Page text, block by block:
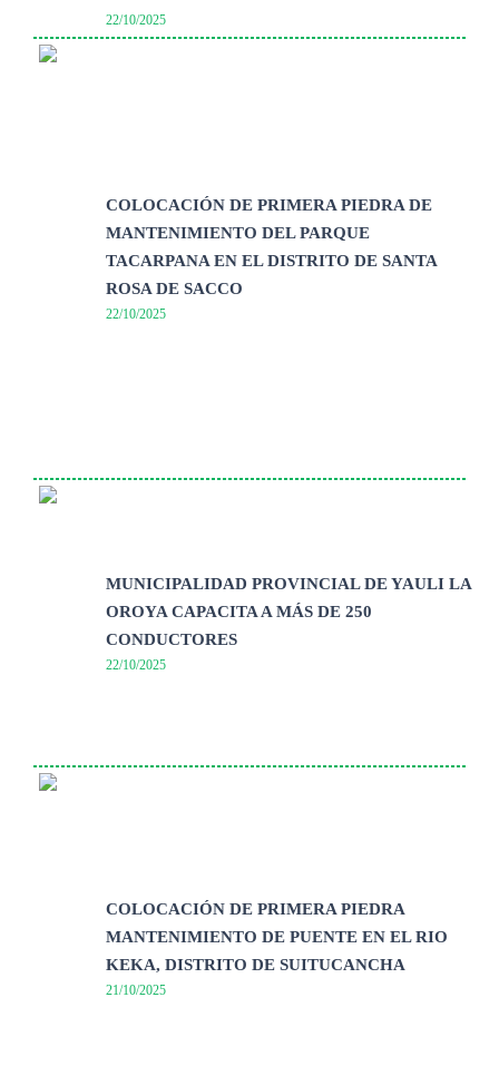
22/10/2025
COLOCACIÓN DE PRIMERA PIEDRA DE
MANTENIMIENTO DEL PARQUE
TACARPANA EN EL DISTRITO DE SANTA
ROSA DE SACCO
22/10/2025
MUNICIPALIDAD PROVINCIAL DE YAULI LA
OROYA CAPACITA A MÁS DE 250
CONDUCTORES
22/10/2025
COLOCACIÓN DE PRIMERA PIEDRA
MANTENIMIENTO DE PUENTE EN EL RIO
KEKA, DISTRITO DE SUITUCANCHA
21/10/2025